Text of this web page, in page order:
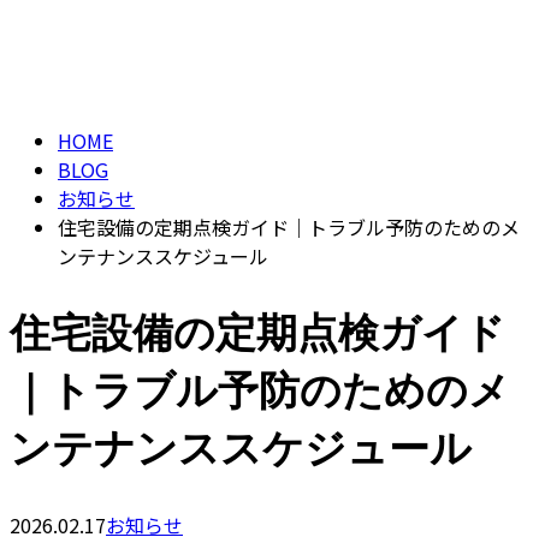
HOME
BLOG
お知らせ
住宅設備の定期点検ガイド｜トラブル予防のためのメ
ンテナンススケジュール
住宅設備の定期点検ガイド
｜トラブル予防のためのメ
ンテナンススケジュール
2026.02.17お知らせ